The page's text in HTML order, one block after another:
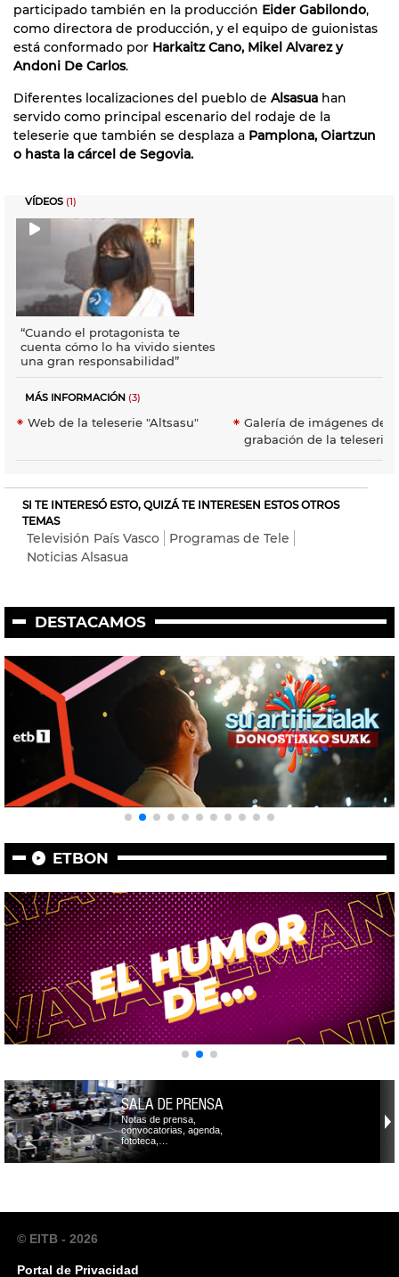
participado también en la producción Eider Gabilondo,
como directora de producción, y el equipo de guionistas
está conformado por Harkaitz Cano, Mikel Alvarez y
Andoni De Carlos.
Diferentes localizaciones del pueblo de Alsasua han
servido como principal escenario del rodaje de la
teleserie que también se desplaza a Pamplona, Oiartzun
o hasta la cárcel de Segovia.
VÍDEOS (1)
“Cuando el protagonista te
cuenta cómo lo ha vivido sientes
una gran responsabilidad”
MÁS INFORMACIÓN (3)
Web de la teleserie "Altsasu"
Galería de imágenes de
grabación de la teleserie
SI TE INTERESÓ ESTO, QUIZÁ TE INTERESEN ESTOS OTROS
TEMAS
Televisión País Vasco
Programas de Tele
Noticias Alsasua
DESTACAMOS
ETBON
SALA DE PRENSA
Notas de prensa,
convocatorias, agenda,
fototeca,…
© EITB - 2026
Portal de Privacidad